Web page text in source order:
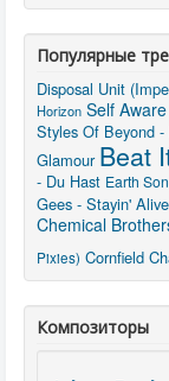
Популярные
Disposal Unit
Horizon Self Aware
Styles Of Beyond
Glamour Beat
- Du Hast Earth
Gees - Stayin' Alive
Chemical
Pixies) Cornfield
Композиторы